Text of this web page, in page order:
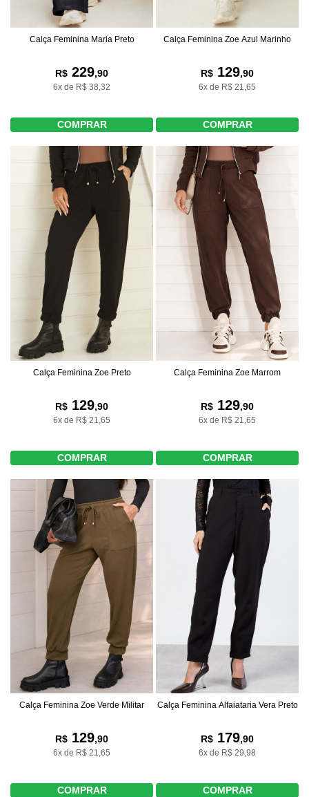
Calça Feminina Maria Preto
R$ 229,90
6x de R$ 38,32
COMPRAR
Calça Feminina Zoe Azul Marinho
R$ 129,90
6x de R$ 21,65
COMPRAR
Calça Feminina Zoe Preto
R$ 129,90
6x de R$ 21,65
COMPRAR
Calça Feminina Zoe Marrom
R$ 129,90
6x de R$ 21,65
COMPRAR
Calça Feminina Zoe Verde Militar
R$ 129,90
6x de R$ 21,65
COMPRAR
Calça Feminina Alfaiataria Vera Preto
R$ 179,90
6x de R$ 29,98
COMPRAR